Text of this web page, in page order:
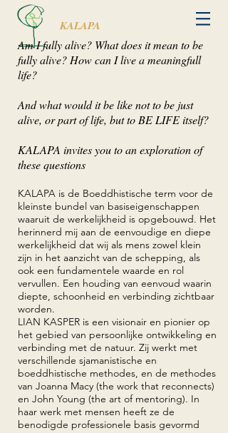
KALAPA
Am I fully alive? What does it mean to be
fully alive? How can I live a meaningfull
life?
And what would it be like not to be just
alive, or part of life, but to BE LIFE itself?
KALAPA invites you to an exploration of
these questions
KALAPA is de Boeddhistische term voor de
kleinste bundel van basiseigenschappen
waaruit de werkelijkheid is opgebouwd. Het
herinnerd mij aan de eenvoudige en diepe
werkelijkheid dat wij als mens zowel klein
zijn in het aanzicht van de schepping, als
ook een fundamentele waarde en rol
vervullen. Een houding van eenvoud waarin
diepte, schoonheid en verbinding zichtbaar
worden.
LIAN KASPER is een visionair en pionier op
het gebied van persoonlijke ontwikkeling en
verbinding met de natuur. Zij werkt met
verschillende sjamanistische en
boeddhistische methodes, en de methodes
van Joanna Macy (the work that reconnects)
en John Young (the art of mentoring). In
haar werk met mensen heeft ze de
benodigde professionele basis gevormd